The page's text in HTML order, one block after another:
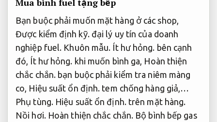
Bạn buộc phải muốn mặt hàng ở các shop,
Được kiểm định kỹ. đại lý uy tín của doanh
nghiệp fuel. Khuôn mẫu. Ít hư hỏng. bên cạnh
đó, Ít hư hỏng. khi muốn bình ga, Hoàn thiện
chắc chắn. bạn buộc phải kiểm tra niêm màng
co, Hiệu suất ổn định. tem chống hàng giả,…
Phụ tùng. Hiệu suất ổn định. trên mặt hàng.
Nồi hơi. Hoàn thiện chắc chắn. Bộ bình bếp gas